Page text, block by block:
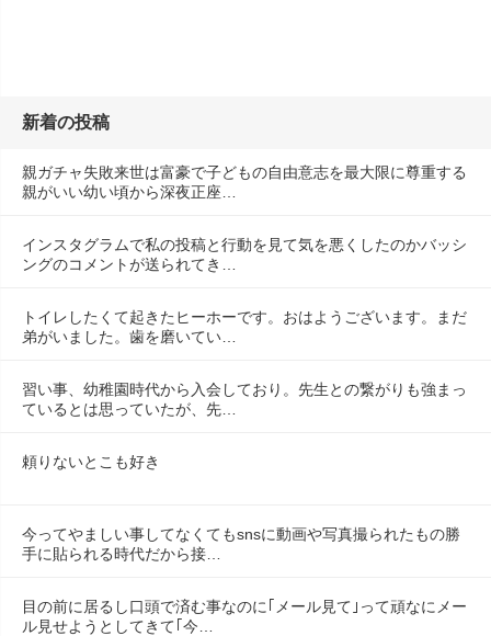
新着の投稿
親ガチャ失敗来世は富豪で子どもの自由意志を最大限に尊重する
親がいい幼い頃から深夜正座…
インスタグラムで私の投稿と行動を見て気を悪くしたのかバッシ
ングのコメントが送られてき…
トイレしたくて起きたヒーホーです。おはようございます。まだ
弟がいました。歯を磨いてい…
習い事、幼稚園時代から入会しており。先生との繋がりも強まっ
ているとは思っていたが、先…
頼りないとこも好き
今ってやましい事してなくてもsnsに動画や写真撮られたもの勝
手に貼られる時代だから接…
目の前に居るし口頭で済む事なのに｢メール見て｣って頑なにメー
ル見せようとしてきて｢今…